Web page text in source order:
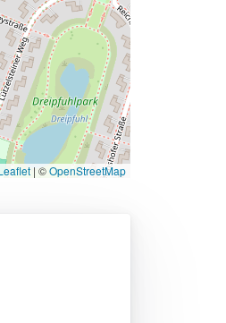
| ©OpenStreetMap